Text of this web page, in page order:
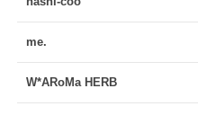
me.
W*ARoMa HERB